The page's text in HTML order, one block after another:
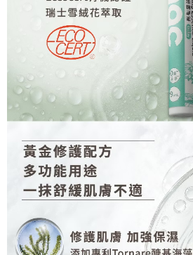
請求用戶進行身份認證。
５．嚴禁一人註冊多個帳號或使用他人資訊註
恩沛科技股份有限公司將有權停止該用戶之使